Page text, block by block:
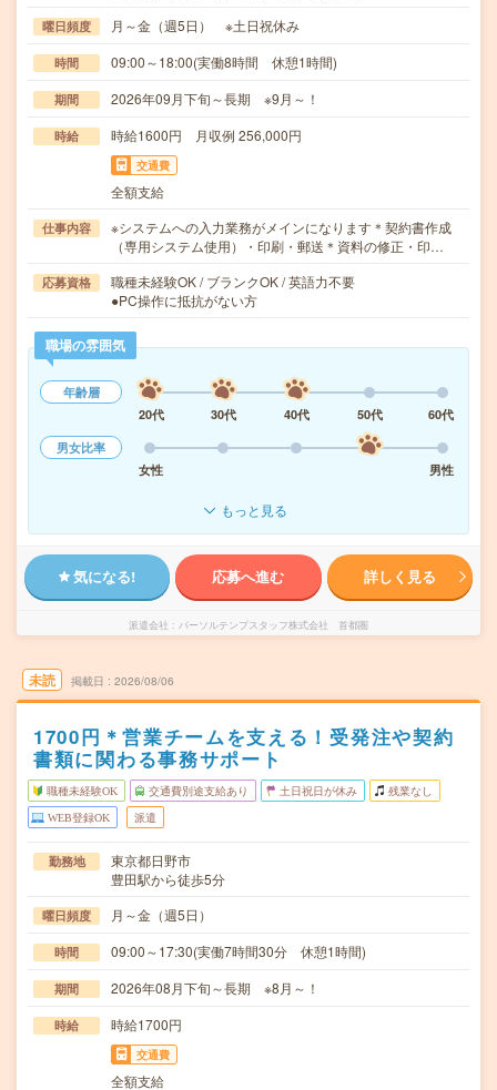
曜日頻度 月～金（週5日） ※土日祝休み
時間 09:00～18:00(実働8時間 休憩1時間)
期間 2026年09月下旬～長期 ※9月～！
時給 時給1600円 月収例 256,000円
交通費
全額支給
仕事内容
※システムへの入力業務がメインになります＊契約書作成
（専用システム使用）・印刷・郵送＊資料の修正・印…
応募資格
職種未経験OK / ブランクOK / 英語力不要
●PC操作に抵抗がない方
職場の雰囲気
年齢層
20代
30代 40代 50代
60代
男女比率
女性
男性
もっと見る
気になる! 応募へ進む 詳しく見る
派遣会社 パーソルテンプスタッフ株式会社 首都圏
未読 掲載日 2026/08/06
1700円＊営業チームを支える！受発注や契約
書類に関わる事務サポート
職種未経験OK 交通費別途支給あり 土日祝日が休み 残業なし
WEB登録OK 派遣
勤務地
東京都日野市
豊田駅から徒歩5分
曜日頻度 月～金（週5日）
時間 09:00～17:30(実働7時間30分 休憩1時間)
期間 2026年08月下旬～長期 ※8月～！
時給 時給1700円
交通費
全額支給